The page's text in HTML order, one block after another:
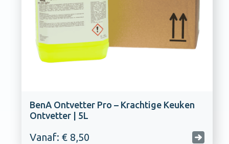
BenA Ontvetter Pro – Krachtige Keuken
Ontvetter | 5L
Vanaf: € 8,50